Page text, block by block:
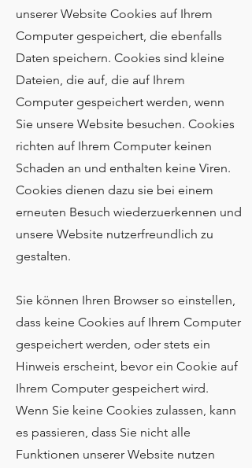
unserer Website Cookies auf Ihrem
Computer gespeichert, die ebenfalls
Daten speichern. Cookies sind kleine
Dateien, die auf, die auf Ihrem
Computer gespeichert werden, wenn
Sie unsere Website besuchen. Cookies
richten auf Ihrem Computer keinen
Schaden an und enthalten keine Viren.
Cookies dienen dazu sie bei einem
erneuten Besuch wiederzuerkennen und
unsere Website nutzerfreundlich zu
gestalten.
Sie können Ihren Browser so einstellen,
dass keine Cookies auf Ihrem Computer
gespeichert werden, oder stets ein
Hinweis erscheint, bevor ein Cookie auf
Ihrem Computer gespeichert wird.
Wenn Sie keine Cookies zulassen, kann
es passieren, dass Sie nicht alle
Funktionen unserer Website nutzen